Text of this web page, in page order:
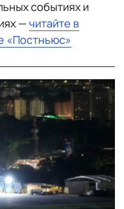
событиях и
— читайте в
«Постньюс»